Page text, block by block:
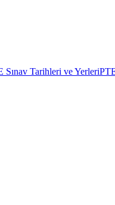
Sınav Tarihleri ve Yerleri